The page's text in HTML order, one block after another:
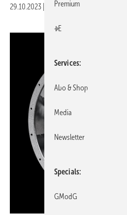
29.10.2023 Veröffentlicht in
Premium
+E
Services
Abo & Shop
Media
Newsletter
Specials
GModG